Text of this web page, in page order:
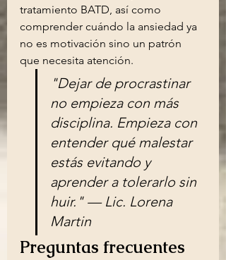
tratamiento BATD, así como
comprender cuándo la ansiedad ya
no es motivación sino un patrón
que necesita atención.
"Dejar de procrastinar
no empieza con más
disciplina. Empieza con
entender qué malestar
estás evitando y
aprender a tolerarlo sin
huir." — Lic. Lorena
Martin
Preguntas frecuentes